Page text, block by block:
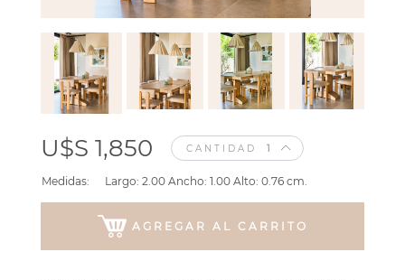
U$S 1,850 CANTIDAD
Medidas: Largo: 2.00 Ancho: 1.00 Alto: 0.76 cm.
AGREGAR AL CARRITO